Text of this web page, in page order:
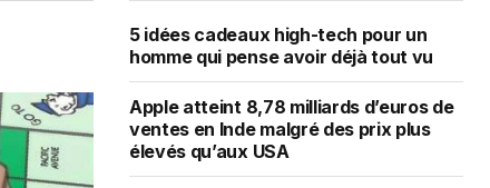
5 idées cadeaux high-tech pour un
homme qui pense avoir déjà tout vu
Apple atteint 8,78 milliards d’euros de
ventes en Inde malgré des prix plus
élevés qu’aux USA